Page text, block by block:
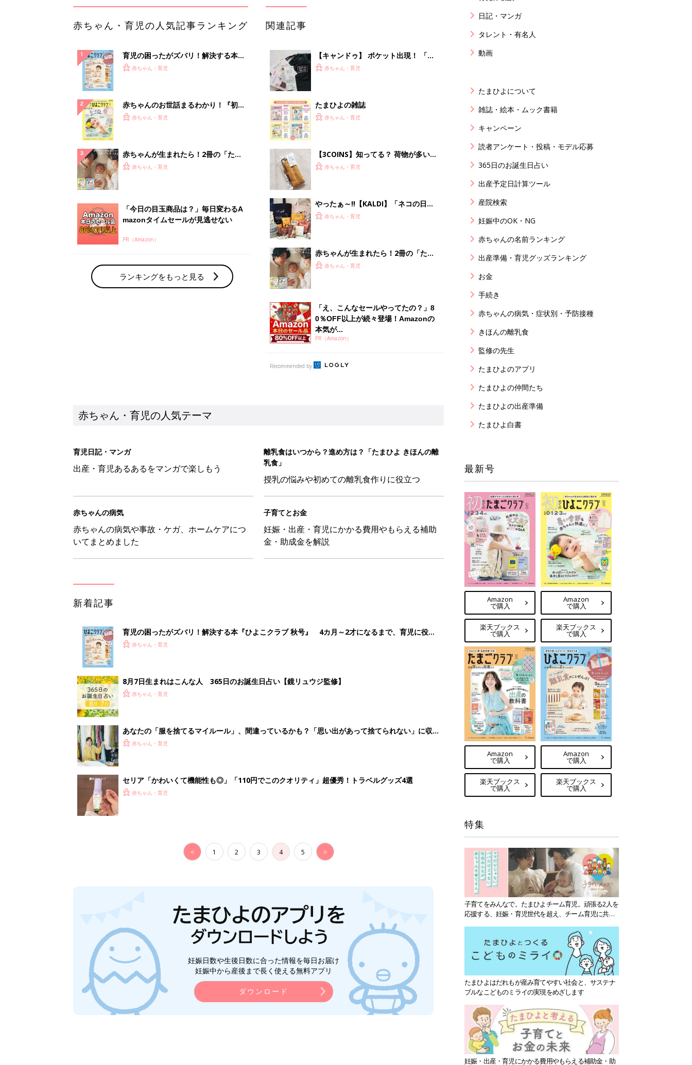
赤ちゃん・育児の人気記事ランキング
育児の困ったがズバリ！解決する本
『ひよこクラブ 秋号』 4カ月～2才
赤ちゃん・育児
赤ちゃんのお世話まるわかり！『初め
てのひよこクラブ 夏号』〈巻頭大特
赤ちゃん・育児
赤ちゃんが生まれたら！2冊の「たま
ひよ」
赤ちゃん・育児
「今日の目玉商品は？」毎日変わるA
mazonタイムセールが見逃せない
PR（Amazon）
ランキングをもっと見る
関連記事
【キャンドゥ】 ポケット出現！ 「収
納性ゼロ」バッグが、まさかの理想的
赤ちゃん・育児
たまひよの雑誌
赤ちゃん・育児
【3COINS】知ってる？ 荷物が多いと
きも子どもと手がつなげる「バッグ吊
赤ちゃん・育児
やったぁ～‼【KALDI】「ネコの日バ
ッグ」に当選！今年も激かわでたまら
赤ちゃん・育児
赤ちゃんが生まれたら！2冊の「たま
ひよ」
赤ちゃん・育児
「え、こんなセールやってたの？」8
0％OFF以上が続々登場！Amazonの
本気が...
PR（Amazon）
Recommended by
赤ちゃん・育児の人気テーマ
育児日記・マンガ
出産・育児あるあるをマンガで楽しもう
離乳食はいつから？進め方は？「たまひよ きほんの離
乳食」
授乳の悩みや初めての離乳食作りに役立つ
赤ちゃんの病気
赤ちゃんの病気や事故・ケガ、ホームケアにつ
いてまとめました
子育てとお金
妊娠・出産・育児にかかる費用やもらえる補助
金・助成金を解説
新着記事
育児の困ったがズバリ！解決する本『ひよこクラブ 秋号』 4カ月～2才になるまで、育児に役立
つ情報がいっぱい！
赤ちゃん・育児
8月7日生まれはこんな人 365日のお誕生日占い【鏡リュウジ監修】
赤ちゃん・育児
あなたの「服を捨てるマイルール」、間違っているかも？「思い出があって捨てられない」に収納
スタイリストが喝！
赤ちゃん・育児
セリア「かわいくて機能性も◎」「110円でこのクオリティ」超優秀！トラベルグッズ4選
赤ちゃん・育児
< 1 2 3 4 5 >
妊娠日数や生後日数に合った情報を毎日お届け
妊娠中から産後まで長く使える無料アプリ
ダウンロード
日記・マンガ
タレント・有名人
動画
たまひよについて
雑誌・絵本・ムック書籍
キャンペーン
読者アンケート・投稿・モデル応募
365日のお誕生日占い
出産予定日計算ツール
産院検索
妊娠中のOK・NG
赤ちゃんの名前ランキング
出産準備・育児グッズランキング
お金
手続き
赤ちゃんの病気・症状別・予防接種
きほんの離乳食
監修の先生
たまひよのアプリ
たまひよの仲間たち
たまひよの出産準備
たまひよ白書
最新号
Amazon
で購入
楽天ブックス
で購入
Amazon
で購入
楽天ブックス
で購入
Amazon
で購入
楽天ブックス
で購入
Amazon
で購入
楽天ブックス
で購入
特集
子育てをみんなで。たまひよチーム育児。頑張る2人を
応援する、妊娠・育児世代を超え、チーム育児に共感
たまひよはだれもが産み育てやすい社会と、サステナ
ブルなこどものミライの実現をめざします
妊娠・出産・育児にかかる費用やもらえる補助金・助